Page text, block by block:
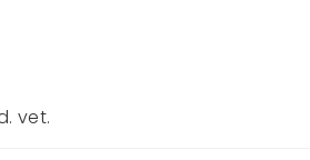
vet.